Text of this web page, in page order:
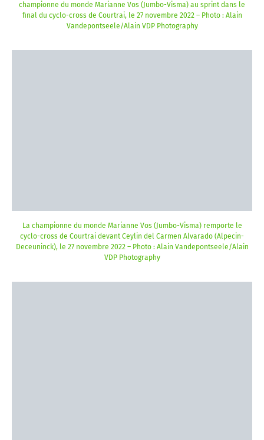
championne du monde Marianne Vos (Jumbo-Visma) au sprint dans le
final du cyclo-cross de Courtrai, le 27 novembre 2022 – Photo : Alain
Vandepontseele/Alain VDP Photography
La championne du monde Marianne Vos (Jumbo-Visma) remporte le
cyclo-cross de Courtrai devant Ceylin del Carmen Alvarado (Alpecin-
Deceuninck), le 27 novembre 2022 – Photo : Alain Vandepontseele/Alain
VDP Photography